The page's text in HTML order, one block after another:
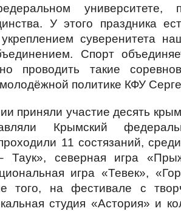
университете,
У этого праздника
суверенитета
Спорт
проводить такие
политике КФУ
приняли участие десять
Крымский
11 состязаний,
Таук», северная игра
игра «Тевек»,
того, на фестивале с
студия «Астория» и